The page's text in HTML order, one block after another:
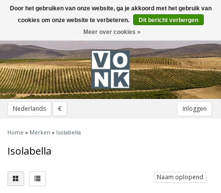
Nederlands € Inloggen
Toggle
navigation
Home » Merken » Isolabella
Isolabella
Naam oplopend
Door het gebruiken van onze website, ga je akkoord met het gebruik van
cookies om onze website te verbeteren.
Dit bericht verbergen
Meer over cookies »